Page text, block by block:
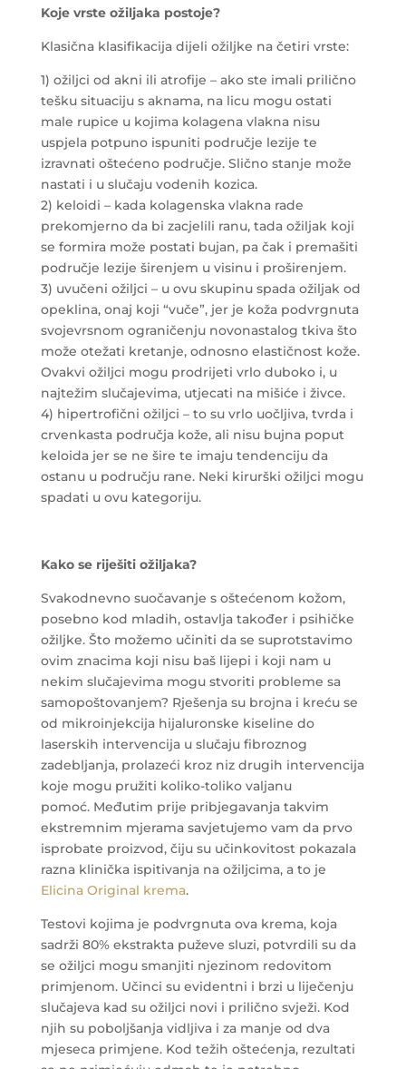
Koje vrste ožiljaka postoje?
Klasična klasifikacija dijeli ožiljke na četiri vrste:
1) ožiljci od akni ili atrofije – ako ste imali prilično
tešku situaciju s aknama, na licu mogu ostati
male rupice u kojima kolagena vlakna nisu
uspjela potpuno ispuniti područje lezije te
izravnati oštećeno područje. Slično stanje može
nastati i u slučaju vodenih kozica.
2) keloidi – kada kolagenska vlakna rade
prekomjerno da bi zacjelili ranu, tada ožiljak koji
se formira može postati bujan, pa čak i premašiti
područje lezije širenjem u visinu i proširenjem.
3) uvučeni ožiljci – u ovu skupinu spada ožiljak od
opeklina, onaj koji “vuče”, jer je koža podvrgnuta
svojevrsnom ograničenju novonastalog tkiva što
može otežati kretanje, odnosno elastičnost kože.
Ovakvi ožiljci mogu prodrijeti vrlo duboko i, u
najtežim slučajevima, utjecati na mišiće i živce.
4) hipertrofični ožiljci – to su vrlo uočljiva, tvrda i
crvenkasta područja kože, ali nisu bujna poput
keloida jer se ne šire te imaju tendenciju da
ostanu u području rane. Neki kirurški ožiljci mogu
spadati u ovu kategoriju.
Kako se riješiti ožiljaka?
Svakodnevno suočavanje s oštećenom kožom,
posebno kod mladih, ostavlja također i psihičke
ožiljke. Što možemo učiniti da se suprotstavimo
ovim znacima koji nisu baš lijepi i koji nam u
nekim slučajevima mogu stvoriti probleme sa
samopoštovanjem? Rješenja su brojna i kreću se
od mikroinjekcija hijaluronske kiseline do
laserskih intervencija u slučaju fibroznog
zadebljanja, prolazeći kroz niz drugih intervencija
koje mogu pružiti koliko-toliko valjanu
pomoć. Međutim prije pribjegavanja takvim
ekstremnim mjerama savjetujemo vam da prvo
isprobate proizvod, čiju su učinkovitost pokazala
razna klinička ispitivanja na ožiljcima, a to je
Elicina Original krema.
Testovi kojima je podvrgnuta ova krema, koja
sadrži 80% ekstrakta puževe sluzi, potvrdili su da
se ožiljci mogu smanjiti njezinom redovitom
primjenom. Učinci su evidentni i brzi u liječenju
slučajeva kad su ožiljci novi i prilično svježi. Kod
njih su poboljšanja vidljiva i za manje od dva
mjeseca primjene. Kod težih oštećenja, rezultati